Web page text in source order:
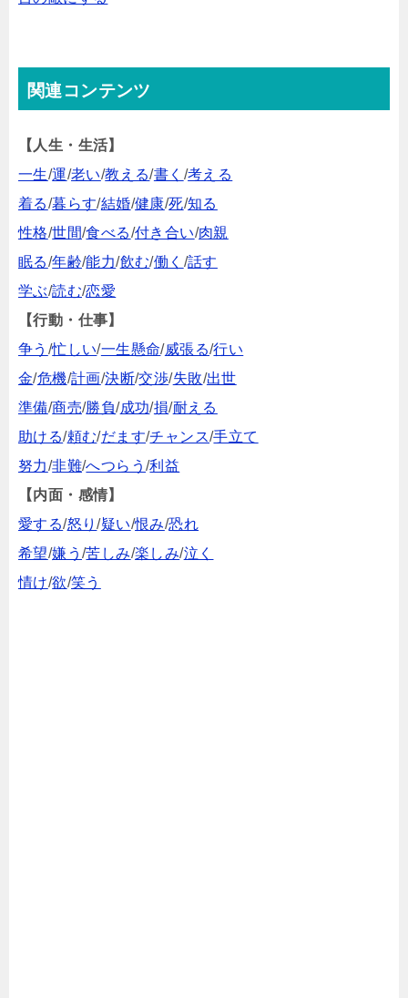
関連コンテンツ
【人生・生活】
一生/運/老い/教える/書く /考える
着る/暮らす/結婚/健康/死/知る
性格/世間/食べる/付き合い/肉親
眠る/年齢/能力/飲む/働く /話す
学ぶ/読む/恋愛
【行動・仕事】
争う /忙しい/一生懸命/威張る/行い
金/危機/計画/決断/交渉/失敗/出世
準備/商売/勝負/成功/損/耐える
助ける/頼む/だます/チャンス/手立て
努力/非難/へつらう/利益
【内面・感情】
愛する/怒り/疑い/恨み/恐れ
希望/嫌う/苦しみ/楽しみ/泣く
情け/欲/笑う